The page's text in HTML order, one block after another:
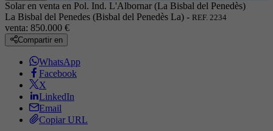
Solar en venta en Pol. Ind. L'Albornar (La Bisbal del Penedès)
La Bisbal del Penedes (Bisbal del Penedès La) - REF. 2234
venta: 850.000 €
Compartir en
WhatsApp
Facebook
X
LinkedIn
Email
Copiar URL